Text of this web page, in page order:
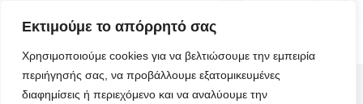
Εκτιμούμε το απόρρητό σας
Χρησιμοποιούμε cookies για να βελτιώσουμε την εμπειρία
περιήγησής σας, να προβάλλουμε εξατομικευμένες
διαφημίσεις ή περιεχόμενο και να αναλύουμε την
© 2026 ALL RIGHTS RESERVED​